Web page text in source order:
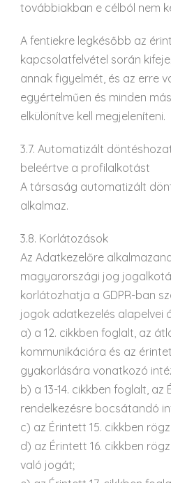
továbbiakban e célból nem
A fentiekre legkésőbb az
kapcsolatfelvétel során
annak figyelmét, és az erre
egyértelműen és minden
elkülönítve kell megjeleníteni.
3.7. Automatizált
beleértve a profilalkotást
A társaság automatizált
alkalmaz.
3.8. Korlátozások
Az Adatkezelőre
magyarországi jog
korlátozhatja a GDPR-ban
jogok adatkezelés alapelvei
a) a 12. cikkben foglalt, az
kommunikációra és az
gyakorlására vonatkozó
b) a 13-14. cikkben foglalt, az
rendelkezésre bocsátandó
c) az Érintett 15. cikkben
d) az Érintett 16. cikkben
való jogát;